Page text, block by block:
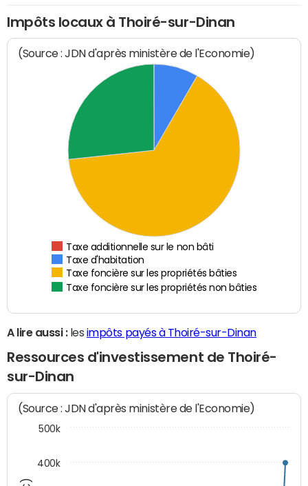
Impôts locaux à Thoiré-sur-Dinan
(Source : JDN d'après ministère de l'Economie)
Taxe additionnelle sur le non bâti
Taxe d'habitation
Taxe foncière sur les propriétés bâties
Taxe foncière sur les propriétés non bâties
A lire aussi :les impôts payés à Thoiré-sur-Dinan
Ressources d'investissement de Thoiré-
sur-Dinan
(Source : JDN d'après ministère de l'Economie)
400k
500k